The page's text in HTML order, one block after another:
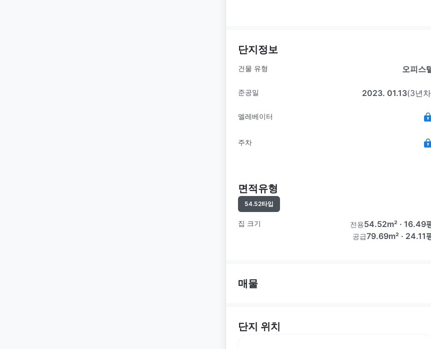
단지정보
건물 유형 오피스
준공일 2023. 01.13(3년
엘레베이터
주차
면적유형
54.52타입
집 크기 전용54.52m² · 16.49
공급79.69m² · 24.11
매물
단지 위치